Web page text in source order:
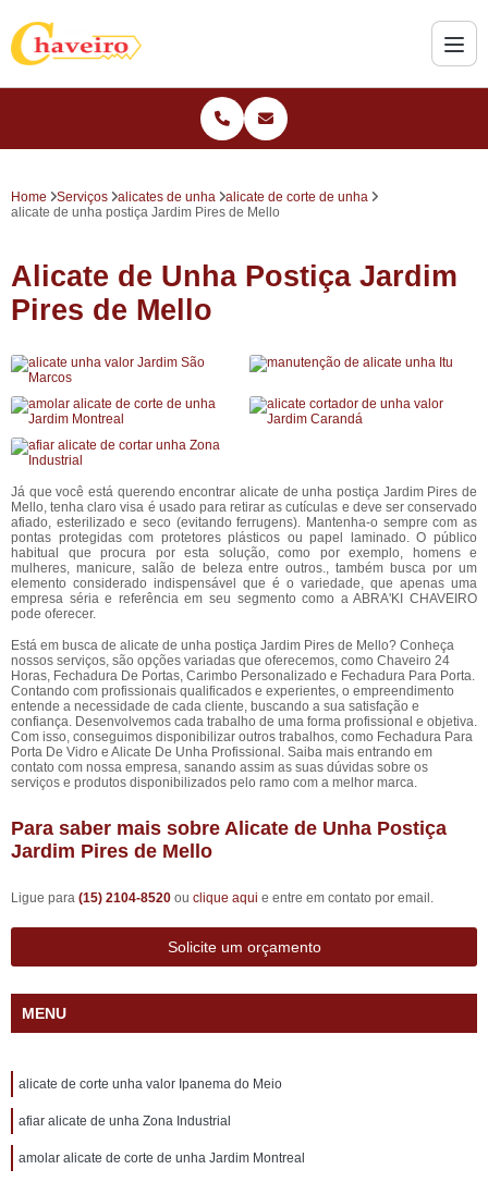
Home Serviços alicates de unha
alicate de corte de unha
alicate de unha postiça Jardim Pires de Mello
Alicate de Unha Postiça Jardim
Pires de Mello
Já que você está querendo encontrar alicate de unha postiça Jardim Pires de
Mello, tenha claro visa é usado para retirar as cutículas e deve ser conservado
afiado, esterilizado e seco (evitando ferrugens). Mantenha-o sempre com as
pontas protegidas com protetores plásticos ou papel laminado. O público
habitual que procura por esta solução, como por exemplo, homens e
mulheres, manicure, salão de beleza entre outros., também busca por um
elemento considerado indispensável que é o variedade, que apenas uma
empresa séria e referência em seu segmento como a ABRA'KI CHAVEIRO
pode oferecer.
Está em busca de alicate de unha postiça Jardim Pires de Mello? Conheça
nossos serviços, são opções variadas que oferecemos, como Chaveiro 24
Horas, Fechadura De Portas, Carimbo Personalizado e Fechadura Para Porta.
Contando com profissionais qualificados e experientes, o empreendimento
entende a necessidade de cada cliente, buscando a sua satisfação e
confiança. Desenvolvemos cada trabalho de uma forma profissional e objetiva.
Com isso, conseguimos disponibilizar outros trabalhos, como Fechadura Para
Porta De Vidro e Alicate De Unha Profissional. Saiba mais entrando em
contato com nossa empresa, sanando assim as suas dúvidas sobre os
serviços e produtos disponibilizados pelo ramo com a melhor marca.
Para saber mais sobre Alicate de Unha Postiça
Jardim Pires de Mello
Ligue para (15) 2104-8520 ou clique aqui e entre em contato por email.
Solicite um orçamento
MENU
alicate de corte unha valor Ipanema do Meio
afiar alicate de unha Zona Industrial
amolar alicate de corte de unha Jardim Montreal